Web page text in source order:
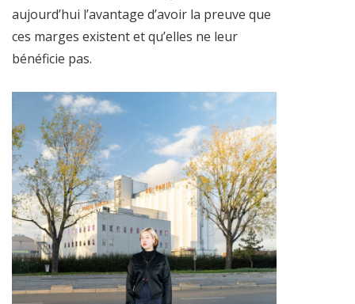
aujourd’hui l’avantage d’avoir la preuve que
ces marges existent et qu’elles ne leur
bénéficie pas.